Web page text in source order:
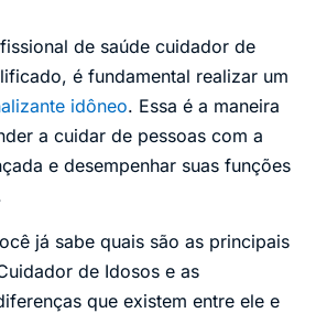
de saúde cuidador de
é fundamental realizar um
idôneo. Essa é a maneira
a cuidar de pessoas com a
e desempenhar suas funções
já sabe quais são as principais
de Idosos e as
que existem entre ele e